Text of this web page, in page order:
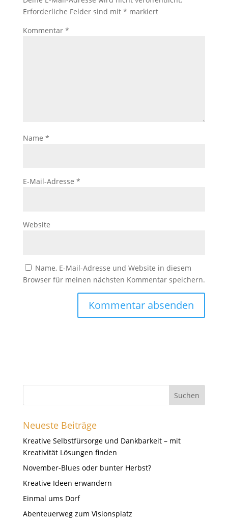
Erforderliche Felder sind mit * markiert
Kommentar *
Name *
E-Mail-Adresse *
Website
Name, E-Mail-Adresse und Website in diesem
Browser für meinen nächsten Kommentar speichern.
Neueste Beiträge
Kreative Selbstfürsorge und Dankbarkeit – mit
Kreativität Lösungen finden
November-Blues oder bunter Herbst?
Kreative Ideen erwandern
Einmal ums Dorf
Abenteuerweg zum Visionsplatz